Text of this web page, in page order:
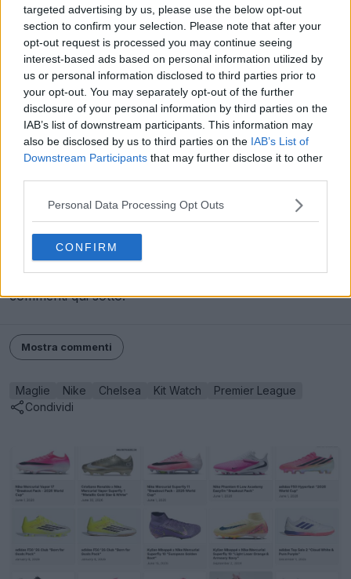
targeted advertising by us, please use the below opt-out
section to confirm your selection. Please note that after your
opt-out request is processed you may continue seeing
interest-based ads based on personal information utilized by
us or personal information disclosed to third parties prior to
your opt-out. You may separately opt-out of the further
disclosure of your personal information by third parties on the
IAB’s list of downstream participants. This information may
also be disclosed by us to third parties on the IAB’s List of
Downstream Participants that may further disclose it to other
Personal Data Processing Opt Outs
CONFIRM
Dopo il loro cambio di fornitore, che ha fatto molto
parlare di sé, anche la nazionale tedesca dovrebbe
Quali altri club d’élite o nazionali Nike pensi che
meritino di ricevere un modello a maglia su misura per
le loro maglie? Facci sapere cosa ne pensi nei
commenti qui sotto.
Mostra commenti
Maglie Nike Chelsea Kit Watch
Premier League
Condividi